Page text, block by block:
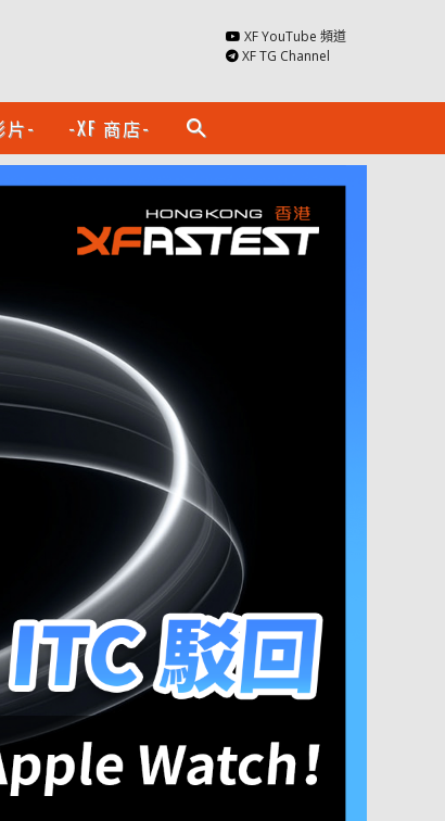
XF YouTube 頻道
XF TG Channel
片- -XF 商店- search